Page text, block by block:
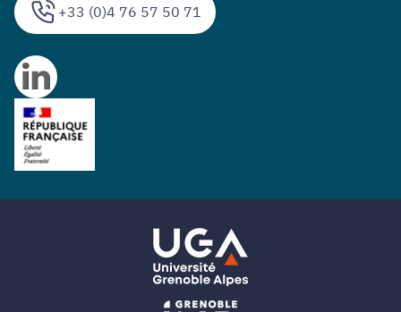
+33 (0)4 76 57 50 71